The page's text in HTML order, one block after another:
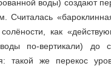
воды) создают
как
по-вертикали) до
такой же перекос